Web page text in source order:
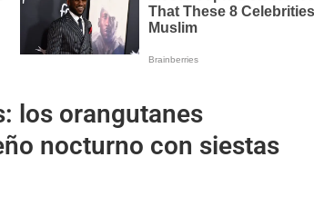
los orangutanes
nocturno con siestas